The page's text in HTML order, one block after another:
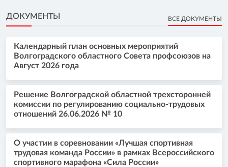
ДОКУМЕНТЫ ВСЕ ДОКУМЕНТЫ
Календарный план основных мероприятий
Волгоградского областного Совета профсоюзов на
Август 2026 года
Решение Волгоградской областной трехсторонней
комиссии по регулированию социально-трудовых
отношений 26.06.2026 № 10
О участии в соревновании «Лучшая спортивная
трудовая команда России» в рамках Всероссийского
спортивного марафона «Сила России»